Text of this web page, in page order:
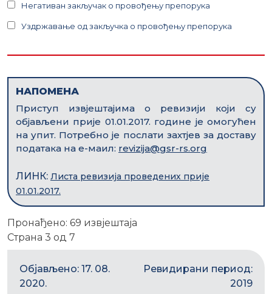
Негативан закључак о провођењу препорука
Уздржавање од закључка о провођењу препорука
НАПОМЕНА
Приступ извјештајима о ревизији који су
објављени прије 01.01.2017. године је омогућен
на упит. Потребно је послати захтјев за доставу
података на е-маил: revizija@gsr-rs.org
ЛИНК: Листа ревизија проведених прије
01.01.2017.
Пронађено: 69 извјештаја
Страна 3 од 7
Објављено: 17. 08.
2020.
Ревидирани период:
2019